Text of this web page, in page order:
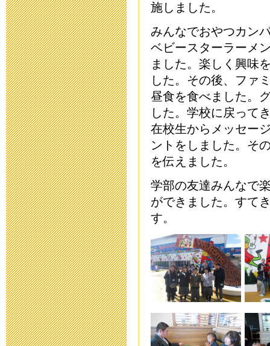
送迎時におけ
ついての連絡
2020年4月 8日
新型コロナウ
連絡
2020年3月10日
「令和元年度
らせ
2020年2月26日
保健関係書類
2019年11月11日
本日（10/13
2019年10月13日
施しました。
みんなでおやつカン
ベビースターラーメ
ました。楽しく興味
した。その後、ファ
昼食を食べました。
した。学校に戻って
在校生からメッセー
ントをしました。そ
を伝えました。
学部の友達みんなで
ができました。すて
す。